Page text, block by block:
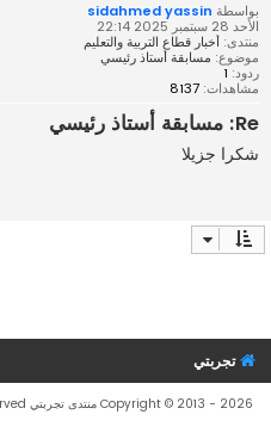
بواسطة sidahmed yassin
الأحد 28 سبتمبر 2025 22:14
منتدى: أخبار قطاع التربية والتعليم
موضوع: مسابقة أستاذ رئيسي
ردود: 1
مشاهدات: 8137
Re: مسابقة أستاذ رئيسي
شكرا جزيلا
تجربتي
Copyright © 2013 - 2026 منتدى تجربتي All rights reserved.